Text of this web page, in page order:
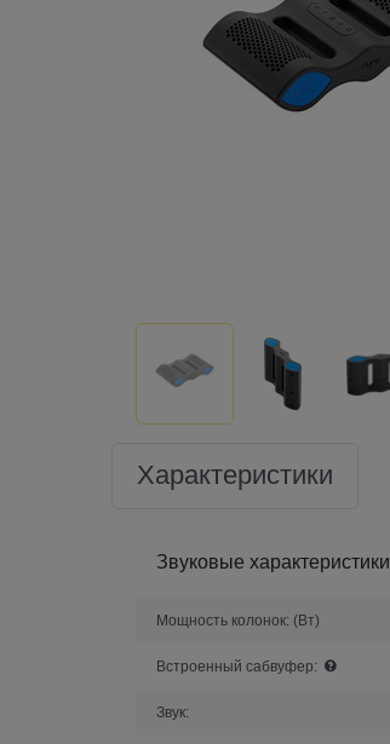
Характеристики
Звуковые характеристики
Мощность колонок: (Вт)
Встроенный сабвуфер:
Звук: